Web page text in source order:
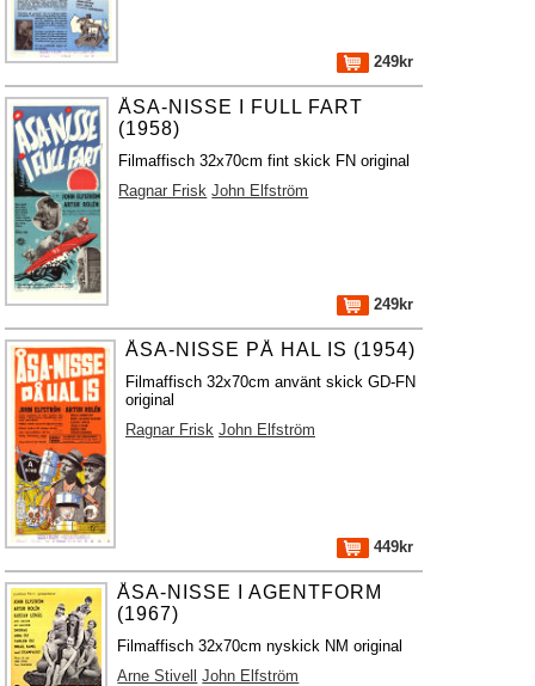
249kr
ÅSA-NISSE I FULL FART
(1958)
Filmaffisch 32x70cm fint skick FN original
Ragnar Frisk John Elfström
249kr
ÅSA-NISSE PÅ HAL IS (1954)
Filmaffisch 32x70cm använt skick GD-FN
original
Ragnar Frisk John Elfström
449kr
ÅSA-NISSE I AGENTFORM
(1967)
Filmaffisch 32x70cm nyskick NM original
Arne Stivell
John Elfström